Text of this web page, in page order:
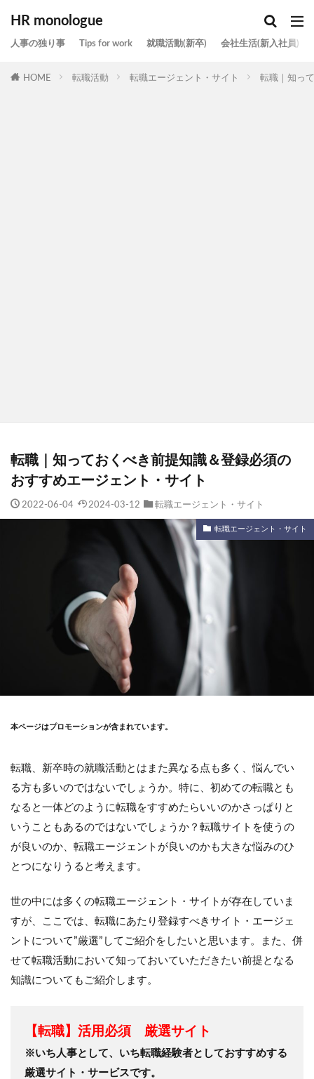
HR monologue
人事の独り事 Tips for work 就職活動(新卒) 会社生活(新入社員)
HOME 転職活動 転職エージェント・サイト 転職｜知っ
転職｜知っておくべき前提知識＆登録必須の
おすすめエージェント・サイト
2022-06-04 2024-03-12 転職エージェント・サイト
転職エージェント・サイト
本ページはプロモーションが含まれています。
転職、新卒時の就職活動とはまた異なる点も多く、悩んでい
る方も多いのではないでしょうか。特に、初めての転職とも
なると一体どのように転職をすすめたらいいのかさっぱりと
いうこともあるのではないでしょうか？転職サイトを使うの
が良いのか、転職エージェントが良いのかも大きな悩みのひ
とつになりうると考えます。
世の中には多くの転職エージェント・サイトが存在していま
すが、ここでは、転職にあたり登録すべきサイト・エージェ
ントについて”厳選”してご紹介をしたいと思います。また、併
せて転職活動において知っておいていただきたい前提となる
知識についてもご紹介します。
【転職】活用必須 厳選サイト
※いち人事として、いち転職経験者としておすすめする
厳選サイト・サービスです。